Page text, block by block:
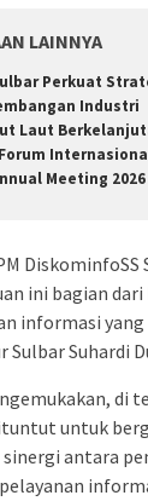
LAINNYA
Perkuat
Industri
Laut
Meeting 2026
ini bagian
informasi
Sulbar Suhardi
di
untuk
sinergi antara